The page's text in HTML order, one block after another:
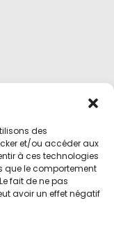
des
et/ou accéder aux
à ces technologies
que le comportement
fait de ne pas
avoir un effet négatif